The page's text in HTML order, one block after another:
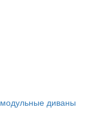
модульные диваны